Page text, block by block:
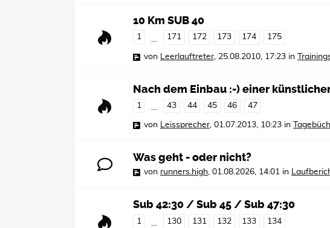
10 Km SUB 40
1 171 172 173 174 175
von Leerlauftreter 25.08.2010, 17:23 in
Nach dem Einbau :-) einer
1 … 43 44 45 46 47
von Leissprecher, 01.07.2013, 10:23 in
Was geht - oder nicht?
von runners.high, 01.08.2026, 14:01 in
Sub 42:30 / Sub 45 / Sub 47:30
1 … 130 131 132 133 134